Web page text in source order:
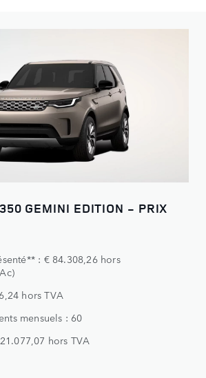
GEMINI EDITION - PRIX
: € 84.308,26 hors
hors TVA
mensuels : 60
hors TVA